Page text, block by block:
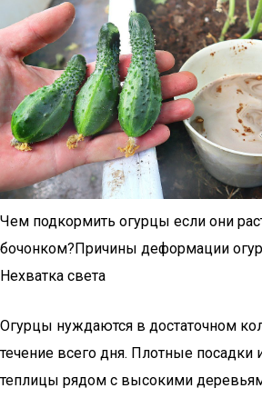
Чем подкормить огурцы если они
бочонком?Причины деформации
Нехватка света
Огурцы нуждаются в достаточном
течение всего дня. Плотные
теплицы рядом с высокими